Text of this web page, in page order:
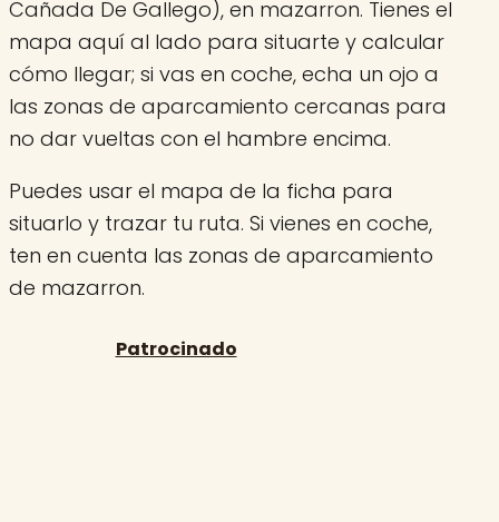
Cañada De Gallego), en mazarron. Tienes el
mapa aquí al lado para situarte y calcular
cómo llegar; si vas en coche, echa un ojo a
las zonas de aparcamiento cercanas para
no dar vueltas con el hambre encima.
Puedes usar el mapa de la ficha para
situarlo y trazar tu ruta. Si vienes en coche,
ten en cuenta las zonas de aparcamiento
de mazarron.